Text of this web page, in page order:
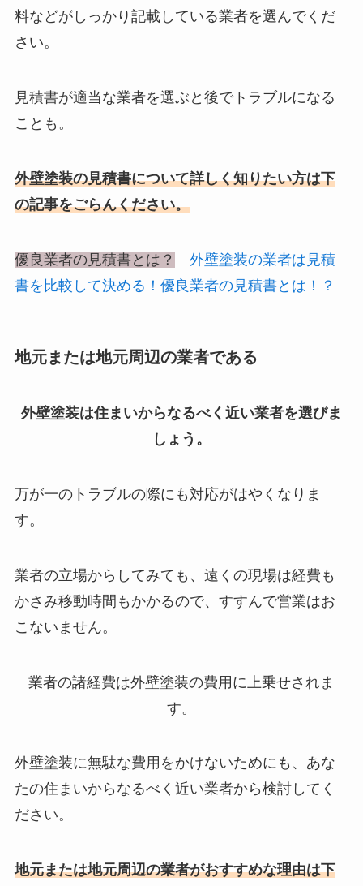
料などがしっかり記載している業者を選んでくだ
さい。
見積書が適当な業者を選ぶと後でトラブルになる
ことも。
外壁塗装の見積書について詳しく知りたい方は下
の記事をごらんください。
優良業者の見積書とは？
外壁塗装の業者は見積
書を比較して決める！優良業者の見積書とは！？
地元または地元周辺の業者である
外壁塗装は住まいからなるべく近い業者を選びま
しょう。
万が一のトラブルの際にも対応がはやくなりま
す。
業者の立場からしてみても、遠くの現場は経費も
かさみ移動時間もかかるので、すすんで営業はお
こないません。
業者の諸経費は外壁塗装の費用に上乗せされま
す。
外壁塗装に無駄な費用をかけないためにも、あな
たの住まいからなるべく近い業者から検討してく
ださい。
地元または地元周辺の業者がおすすめな理由は下